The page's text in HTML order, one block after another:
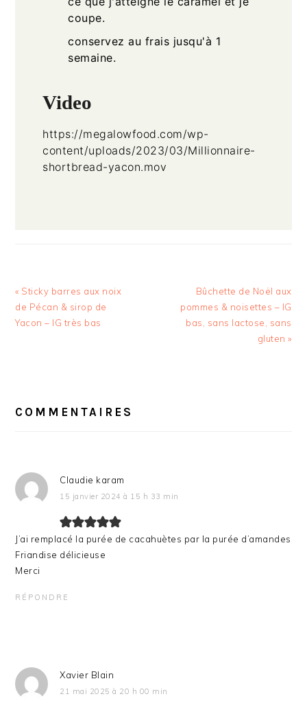
coupe.
conservez au frais jusqu'à 1
semaine.
Video
https://megalowfood.com/wp-
content/uploads/2023/03/Millionnaire-
shortbread-yacon.mov
Article
précédent
:
« Sticky barres aux noix
de Pécan & sirop de
Yacon – IG très bas
Article
suivant
:
Bûchette de Noël aux
pommes & noisettes – IG
bas, sans lactose, sans
gluten »
DU
COMMENTAIRES
Claudie karam
15 janvier 2024 à 15 h 33 min
J’ai remplacé la purée de cacahuètes par la purée d’amandes
Friandise délicieuse
Merci
RÉPONDRE
Xavier Blain
21 mai 2025 à 20 h 00 min